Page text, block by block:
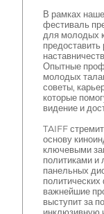
В рамках
фестиваль
для молодых
Опытные
молодых
советы,
которые
видение и
TAIFF
основу
ключевыми
политиками и
панельных
важнейшие
выступит за